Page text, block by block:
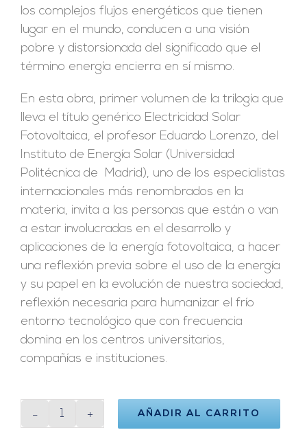
los complejos flujos energéticos que tienen
lugar en el mundo, conducen a una visión
pobre y distorsionada del significado que el
término energía encierra en sí mismo.
En esta obra, primer volumen de la trilogía que
lleva el título genérico Electricidad Solar
Fotovoltaica, el profesor Eduardo Lorenzo, del
Instituto de Energía Solar (Universidad
Politécnica de Madrid), uno de los especialistas
internacionales más renombrados en la
materia, invita a las personas que están o van
a estar involucradas en el desarrollo y
aplicaciones de la energía fotovoltaica, a hacer
una reflexión previa sobre el uso de la energía
y su papel en la evolución de nuestra sociedad,
reflexión necesaria para humanizar el frío
entorno tecnológico que con frecuencia
domina en los centros universitarios,
compañías e instituciones.
AÑADIR AL CARRITO